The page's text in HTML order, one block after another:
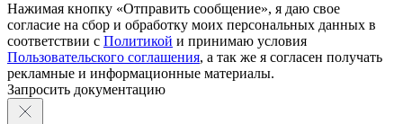
Нажимая кнопку «Отправить сообщение», я даю свое
согласие на сбор и обработку моих персональных данных в
соответствии с Политикой и принимаю условия
Пользовательского соглашения, а так же я согласен получать
рекламные и информационные материалы.
Запросить документацию